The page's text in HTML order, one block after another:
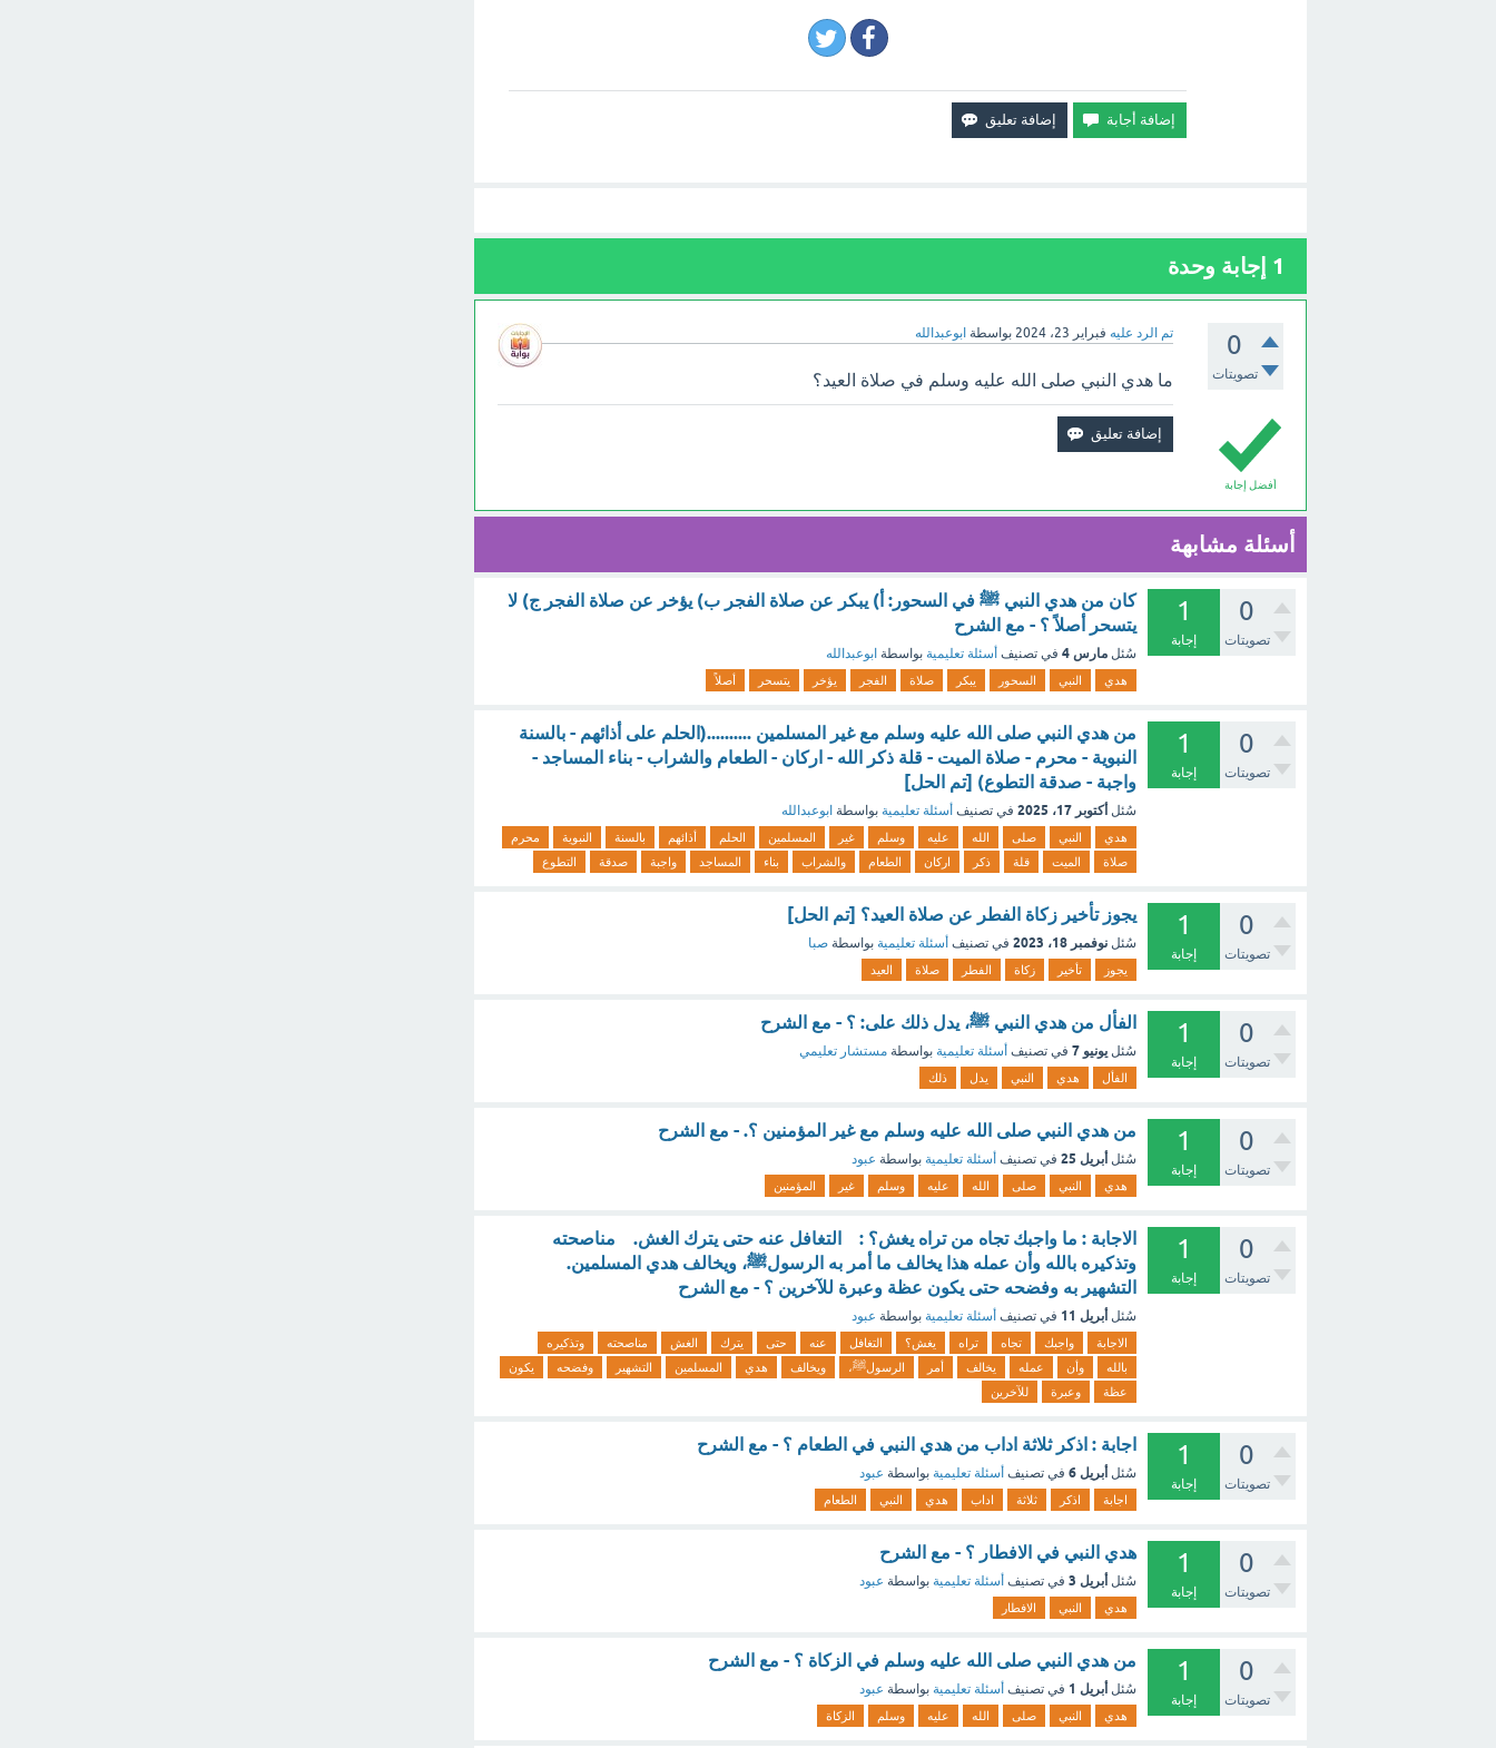
1 إجابة وحدة
0
تصويتات
تم الرد عليه فبراير 23، 2024 بواسطة ابوعبدالله
أفضل إجابة
ما هدي النبي صلى الله عليه وسلم في صلاة العيد؟
أسئلة مشابهة
0
تصويتات
1
إجابة
كان من هدي النبي ﷺ في السحور: أ) يبكر عن صلاة الفجر ب) يؤخر عن صلاة الفجر ج) لا
يتسحر أصلاً ؟ - مع الشرح
سُئل مارس 4 في تصنيف أسئلة تعليمية بواسطة ابوعبدالله
هدي النبي السحور يبكر صلاة الفجر يؤخر يتسحر أصلاً
0
تصويتات
1
إجابة
من هدي النبي صلى الله عليه وسلم مع غير المسلمين ..........(الحلم على أذائهم - بالسنة
النبوية - محرم - صلاة الميت - قلة ذكر الله - اركان - الطعام والشراب - بناء المساجد -
واجبة - صدقة التطوع) [تم الحل]
سُئل أكتوبر 17، 2025 في تصنيف أسئلة تعليمية بواسطة ابوعبدالله
هدي النبي صلى الله عليه وسلم غير المسلمين الحلم أذائهم بالسنة النبوية
محرم
صلاة
الميت قلة ذكر اركان الطعام والشراب بناء المساجد واجبة صدقة التطوع
0
تصويتات
1
إجابة
يجوز تأخير زكاة الفطر عن صلاة العيد؟ [تم الحل]
سُئل نوفمبر 18، 2023 في تصنيف أسئلة تعليمية بواسطة صبا
يجوز تأخير زكاة الفطر صلاة العيد
0
تصويتات
1
إجابة
الفأل من هدي النبي ﷺ، يدل ذلك على: ؟ - مع الشرح
سُئل يونيو 7 في تصنيف أسئلة تعليمية بواسطة مستشار تعليمي
الفأل هدي النبي يدل ذلك
0
تصويتات
1
إجابة
من هدي النبي صلى الله عليه وسلم مع غير المؤمنين ؟. - مع الشرح
سُئل أبريل 25 في تصنيف أسئلة تعليمية بواسطة عبود
هدي النبي صلى الله عليه وسلم غير المؤمنين
0
تصويتات
1
إجابة
الاجابة : ما واجبك تجاه من تراه يغش؟ : التغافل عنه حتى يترك الغش. مناصحته
وتذكيره بالله وأن عمله هذا يخالف ما أمر به الرسولﷺ، ويخالف هدي المسلمين.
التشهير به وفضحه حتى يكون عظة وعبرة للآخرين ؟ - مع الشرح
سُئل أبريل 11 في تصنيف أسئلة تعليمية بواسطة عبود
الاجابة واجبك تجاه تراه يغش؟ التغافل عنه حتى يترك الغش مناصحته
وتذكيره
بالله
وأن عمله يخالف أمر الرسولﷺ، ويخالف هدي المسلمين التشهير وفضحه
يكون
عظة
وعبرة للآخرين
0
تصويتات
1
إجابة
اجابة : اذكر ثلاثة اداب من هدي النبي في الطعام ؟ - مع الشرح
سُئل أبريل 6 في تصنيف أسئلة تعليمية بواسطة عبود
اجابة اذكر ثلاثة اداب هدي النبي الطعام
0
تصويتات
1
إجابة
هدي النبي في الافطار ؟ - مع الشرح
سُئل أبريل 3 في تصنيف أسئلة تعليمية بواسطة عبود
هدي النبي الافطار
0
تصويتات
1
إجابة
من هدي النبي صلى الله عليه وسلم في الزكاة ؟ - مع الشرح
سُئل أبريل 1 في تصنيف أسئلة تعليمية بواسطة عبود
هدي النبي صلى الله عليه وسلم الزكاة